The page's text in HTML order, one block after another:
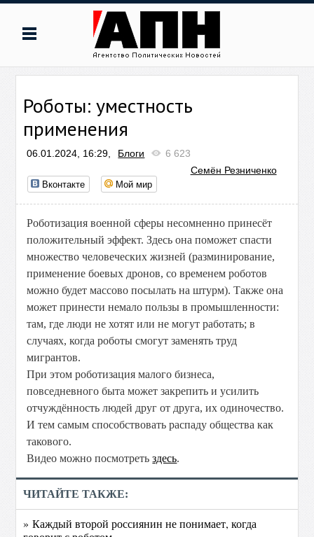
Роботы: уместность
применения
06.01.2024, 16:29, Блоги
6 623
Семён Резниченко
Вконтакте Мой мир
Роботизация военной сферы несомненно принесёт
положительный эффект. Здесь она поможет спасти
множество человеческих жизней (разминирование,
применение боевых дронов, со временем роботов
можно будет массово посылать на штурм). Также она
может принести немало пользы в промышленности:
там, где люди не хотят или не могут работать; в
случаях, когда роботы смогут заменять труд
мигрантов.
При этом роботизация малого бизнеса,
повседневного быта может закрепить и усилить
отчуждённость людей друг от друга, их одиночество.
И тем самым способствовать распаду общества как
такового.
Видео можно посмотретьздесь.
ЧИТАЙТЕ ТАКЖЕ:
» Каждый второй россиянин не понимает, когда